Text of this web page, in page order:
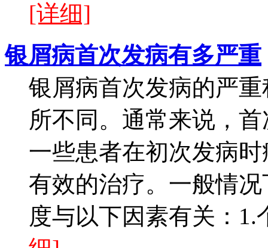
[详细]
银屑病首次发病有多严重
银屑病首次发病的严
所不同。通常来说，
一些患者在初次发病
有效的治疗。一般情
度与以下因素有关：